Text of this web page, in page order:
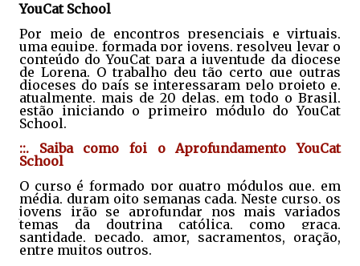
YouCat School
Por meio de encontros presenciais e virtuais,
uma equipe, formada por jovens, resolveu levar o
conteúdo do YouCat para a juventude da diocese
de Lorena. O trabalho deu tão certo que outras
dioceses do país se interessaram pelo projeto e,
atualmente, mais de 20 delas, em todo o Brasil,
estão iniciando o primeiro módulo do YouCat
School.
::. Saiba como foi o Aprofundamento YouCat
School
O curso é formado por quatro módulos que, em
média, duram oito semanas cada. Neste curso, os
jovens irão se aprofundar nos mais variados
temas da doutrina católica, como graça,
santidade, pecado, amor, sacramentos, oração,
entre muitos outros.